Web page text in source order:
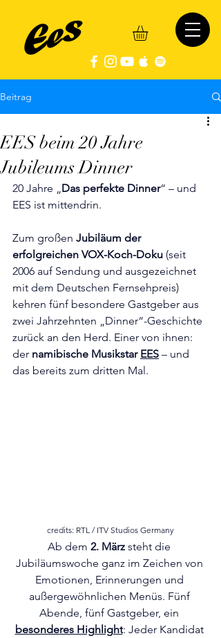
Beitrag
EES beim 20 Jahre
Jubileums Dinner
20 Jahre „Das perfekte Dinner“ – und
EES ist mittendrin.
Zum großen Jubiläum der
erfolgreichen VOX-Koch-Doku (seit
2006 auf Sendung und ausgezeichnet
mit dem Deutschen Fernsehpreis)
kehren fünf besondere Gastgeber aus
zwei Jahrzehnten „Dinner“-Geschichte
zurück an den Herd. Einer von ihnen:
der namibische Musikstar EES – und
das bereits zum dritten Mal.
credits: RTL / ITV Studios Germany
Ab dem 2. März steht die
Jubiläumswoche ganz im Zeichen von
Emotionen, Erinnerungen und
außergewöhnlichen Menüs. Fünf
Abende, fünf Gastgeber, ein
besonderes Highlight: Jeder Kandidat